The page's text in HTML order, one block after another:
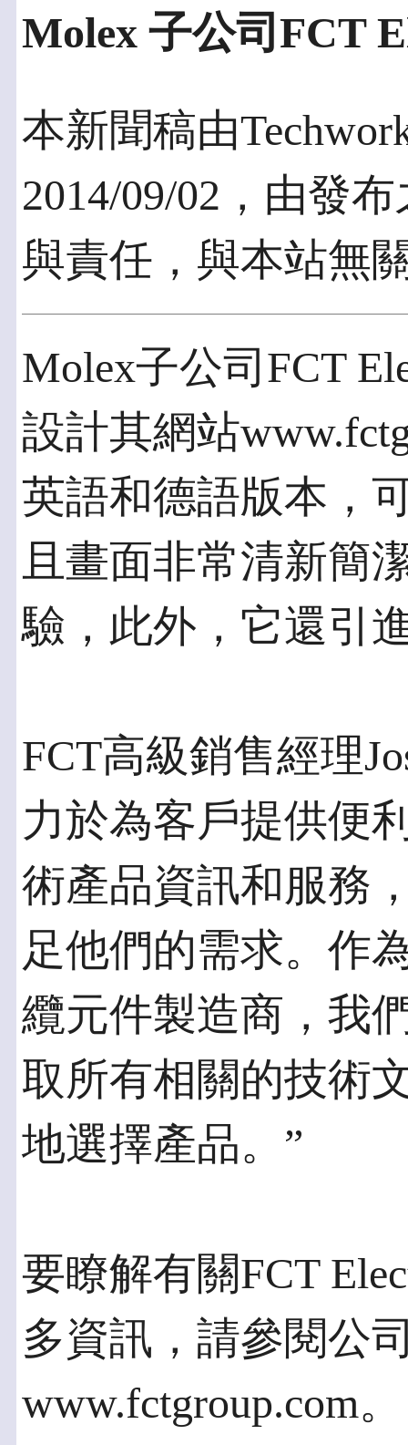
Molex 子公司FCT
本新聞稿由
2014/09/02，由發
與責任，與本站無
Molex子公司FCT
設計其網站
英語和德語版本，
且畫面非常清新簡
驗，此外，它還引
FCT高級銷售經理
力於為客戶提供便
術產品資訊和服務
足他們的需求。作
纜元件製造商，我
取所有相關的技術
地選擇產品。”
要瞭解有關FCT
多資訊，請參閱公
www.fctgroup.com。